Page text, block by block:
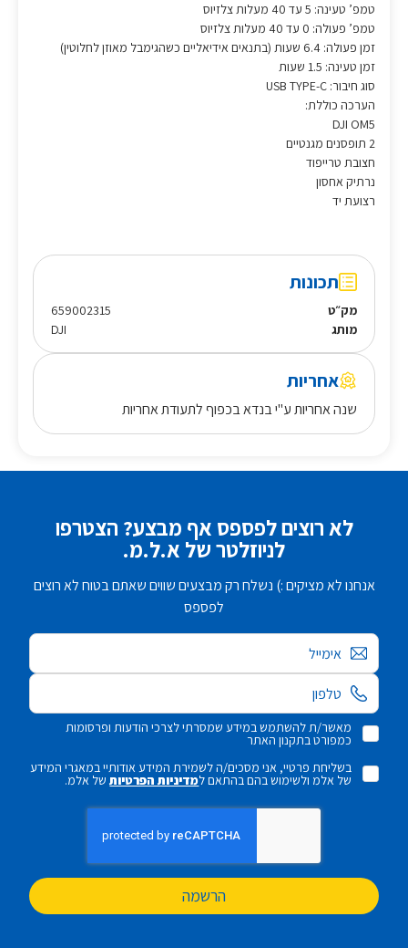
טמפ’ טעינה: 5 עד 40 מעלות צלזיוס
טמפ’ פעולה: 0 עד 40 מעלות צלזיוס
זמן פעולה: 6.4 שעות (בתנאים אידיאליים כשהגימבל מאוזן לחלוטין)
זמן טעינה: 1.5 שעות
סוג חיבור: USB TYPE-C
הערכה כוללת:
DJI OM5
2 תופסנים מגנטיים
חצובת טרייפוד
נרתיק אחסון
רצועת יד
תכונות
מק״ט
659002315
מותג
DJI
אחריות
שנה אחריות ע"י בנדא בכפוף לתעודת אחריות
לא רוצים לפספס אף מבצע? הצטרפו
לניוזלטר של א.ל.מ.
אנחנו לא מציקים :) נשלח רק מבצעים שווים שאתם בטוח לא רוצים
לפספס
אימייל
מאשר/ת להשתמש במידע שמסרתי לצרכי הודעות ופרסומות
כמפורט בתקנון האתר
בשליחת פרטיי, אני מסכים/ה לשמירת המידע אודותיי במאגרי המידע
של אלמ ולשימוש בהם בהתאם למדיניות הפרטיותשל אלמ.
הרשמה